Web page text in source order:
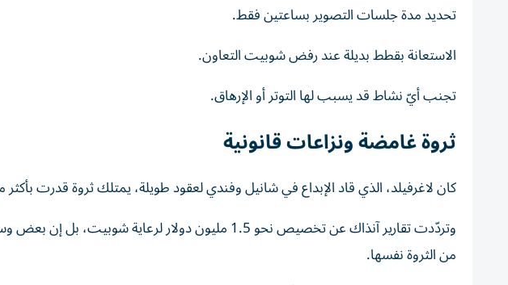
تحديد مدة جلسات التصوير بساعتين فقط.
الاستعانة بقطط بديلة عند رفض شوبيت التعاون.
تجنب أيّ نشاط قد يسبب لها التوتر أو الإرهاق.
ثروة غامضة ونزاعات قانونية
كان لاغرفيلد، الذي قاد الإبداع في شانيل وفندي لعقود طويلة، يمتلك ثروة قدرت بأكثر من 200 مليون دولار عند
وتردّدت تقارير آنذاك عن تخصيص نحو 1.5 مليون دولار
من الثروة نفسها.